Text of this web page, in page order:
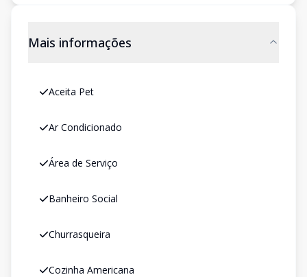
Mais informações
Aceita Pet
Ar Condicionado
Área de Serviço
Banheiro Social
Churrasqueira
Cozinha Americana